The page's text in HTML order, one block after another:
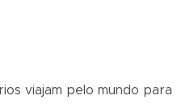
viajam pelo mundo para